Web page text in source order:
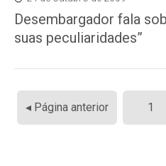
Desembargador fala
suas peculiaridades”
Paginação
de
◂ Página anterior 1